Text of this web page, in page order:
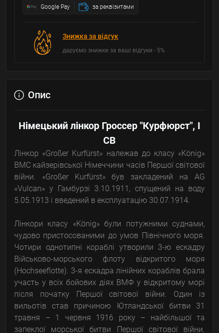
Google Pay за реквізитами
Знижка за відгук
даруємо знижки за ваші відгуки - 5%
Опис
Німецький лінкор Гроссер "Курфюрст", I
СВ
Лінкор «Großer Kurfürst» належав до класу «König»
ВМС кайзерівської Німеччини часів Першої світової
війни. «Großer Kurfürst» був закладений на AG
«Vulcan» у Гамбурзі 3.10.1911, спущений на воду
5.05.1913 і введений в експлуатацію 30.07.1914.
Лінкори класу «König» були потужними суднами,
чудово пристосованими до умов Північного моря.
Чотири однотипні кораблі утворили 3-ю ескадру
Військово-морського флоту відкритого моря
(Hochseeflotte). 3-я ескадра лінійних кораблів брала
участь у всіх бойових діях ВМФ у відкритому морі
після початку Першої світової війни. Один із
вильотів став причиною Ютландської битви 31
травня – 1 червня 1916 року – найбільшої та
запеклої морської битви Першої світової війни.